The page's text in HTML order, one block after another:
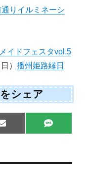
りイルミネーシ
イドフェスタvol.5
）播州姫路縁日
シェア
Share
on
E
m
Share
on
S
M